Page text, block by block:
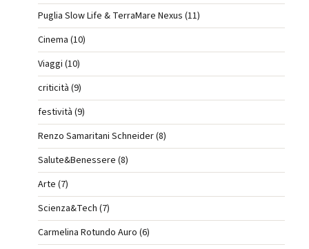
Puglia Slow Life & TerraMare Nexus (11)
Cinema (10)
Viaggi (10)
criticità (9)
festività (9)
Renzo Samaritani Schneider (8)
Salute&Benessere (8)
Arte (7)
Scienza&Tech (7)
Carmelina Rotundo Auro (6)